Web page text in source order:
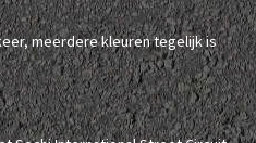
meerdere kleuren tegelijk is